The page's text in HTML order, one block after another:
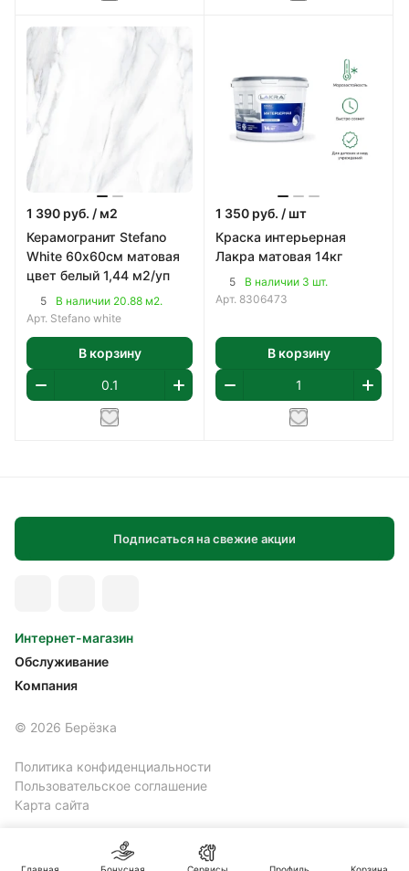
1 390 руб. / м2
Керамогранит Stefano
White 60х60см матовая
цвет белый 1,44 м2/уп
5
В наличии 20.88 м2.
Арт. Stefano white
В корзину
1 350 руб. / шт
Краска интерьерная
Лакра матовая 14кг
5
В наличии 3 шт.
Арт. 8306473
В корзину
Подписаться на свежие акции
Интернет-магазин
Обслуживание
Компания
© 2026 Берёзка
Политика конфиденциальности
Пользовательское соглашение
Карта сайта